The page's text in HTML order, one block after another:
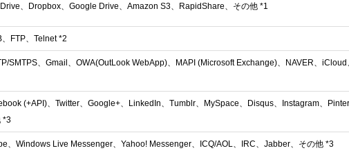
、Dropbox、Google Drive、Amazon S3、RapidShare、その他 *1
、FTP、Telnet *2
SMTPS、Gmail、OWA(OutLook WebApp)、MAPI (Microsoft Exchange)、NAVER、iCloud
(+API)、Twitter、Google+、LinkedIn、Tumblr、MySpace、Disqus、Instagram、
*3
、Windows Live Messenger、Yahoo! Messenger、ICQ/AOL、IRC、Jabber、その他 *3